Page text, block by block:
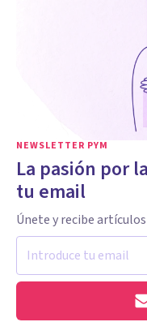
NEWSLETTER PYM
La pasión por
tu email
Únete y recibe